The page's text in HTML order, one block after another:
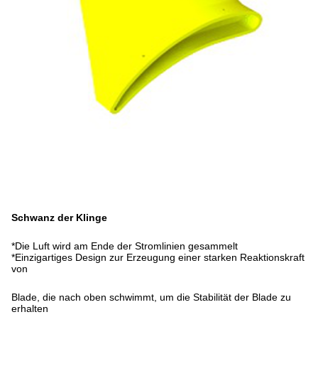
Schwanz der Klinge
*Die Luft wird am Ende der Stromlinien gesammelt
*Einzigartiges Design zur Erzeugung einer starken Reaktionskraft
von
Blade, die nach oben schwimmt, um die Stabilität der Blade zu
erhalten